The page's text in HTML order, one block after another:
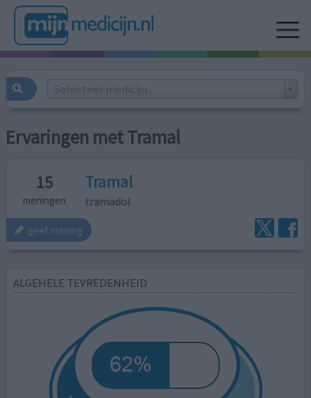
Selecteer medicijn...
Ervaringen met Tramal
15
meningen
Tramal
tramadol
geef mening
ALGEHELE TEVREDENHEID